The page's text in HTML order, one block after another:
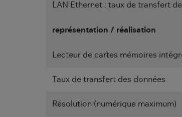
LAN Ethernet : taux de transfert
représentation / réalisation
Lecteur de cartes mémoires
Taux de transfert des données
Résolution (numérique maximum)